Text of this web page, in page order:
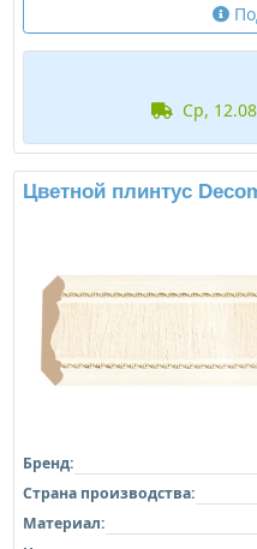
ср, 12.08
Цветной плинтус
Бренд:
Страна производства:
Материал: